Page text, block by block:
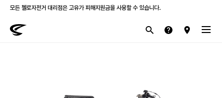
모든 첼로자전거 대리점은 고유가 피해지원금을 사용할 수 있습니다.
첼로 전 제품 삼성카드 / KB국민카드 12개월 무이자 할부 행사를 진행하고 있습니다.